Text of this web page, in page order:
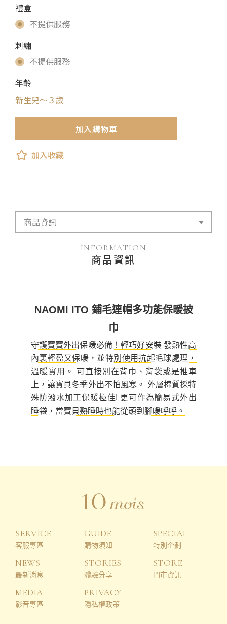
禮盒
不提供服務
刺繡
不提供服務
年齡
新生兒～３歲
加入購物車
加入收藏
INFORMATION
商品資訊
NAOMI ITO 鋪毛連帽多功能保暖披
巾
守護寶寶外出保暖必備！輕巧好安裝 發熱性高
內裏輕盈又保暖，並特別使用抗起毛球處理，
溫暖實用。 可直接別在背巾、背袋或是推車
上，讓寶貝冬季外出不怕風寒。 外層棉質採特
殊防潑水加工保暖極佳! 更可作為簡易式外出
睡袋，當寶貝熟睡時也能從頭到腳暖呼呼。
SERVICE
客服專區
GUIDE
購物須知
SPECIAL
特別企劃
NEWS
最新消息
STORIES
體驗分享
STORE
門市資訊
MEDIA
影音專區
PRIVACY
隱私權政策